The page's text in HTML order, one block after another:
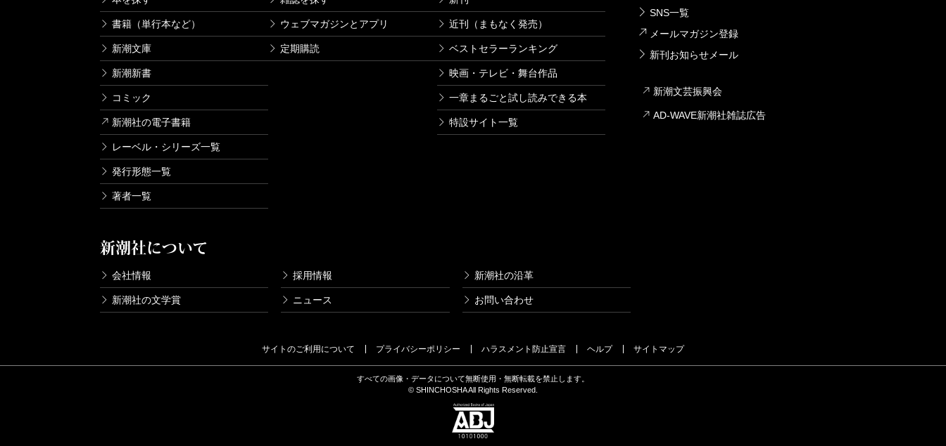
書籍（単行本など）
新潮文庫
新潮新書
コミック
新潮社の電子書籍
レーベル・シリーズ一覧
発行形態一覧
著者一覧
ウェブマガジンとアプリ
定期購読
近刊（まもなく発売）
ベストセラーランキング
映画・テレビ・舞台作品
一章まるごと試し読みできる本
特設サイト一覧
新潮社について
会社情報 採用情報 新潮社の沿革
新潮社の文学賞 ニュース お問い合わせ
SNS一覧
メールマガジン登録
新刊お知らせメール
新潮文芸振興会
AD-WAVE新潮社雑誌広告
サイトのご利用について プライバシーポリシー ハラスメント防止宣言 ヘルプ サイトマップ
すべての画像・データについて無断使用・無断転載を禁止します。
© SHINCHOSHA All Rights Reserved.